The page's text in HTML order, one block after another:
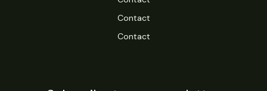
Contact
Contact